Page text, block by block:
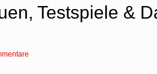
Testspiele &